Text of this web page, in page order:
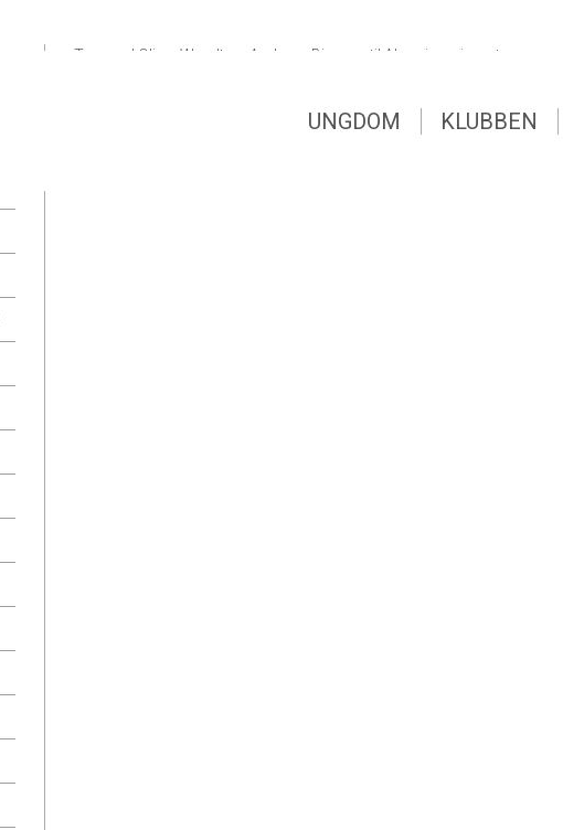
UNGDOM KLUBBEN
Tag med Oliver Wendt og Andreas Bjerrum til Almerimar i marts, se mere